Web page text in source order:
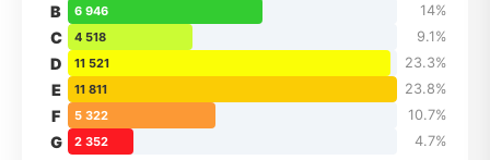
B 6 946 14%
C 4 518 9.1%
D 11 521 23.3%
E 11 811 23.8%
F 5 322 10.7%
G 2 352 4.7%